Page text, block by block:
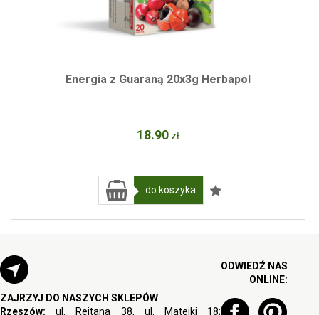
Energia z Guaraną 20x3g Herbapol
18.90 zł
do koszyka
ZAJRZYJ DO NASZYCH SKLEPÓW
Rzeszów: ul. Rejtana 38, ul. Matejki 18;
ODWIEDŹ NAS
ONLINE: